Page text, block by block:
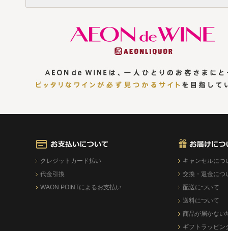
クレジットカード払い
代金引換
WAON POINTによるお支払い
キャンセルにつ
交換・返金につ
配送について
送料について
商品が届かない
ギフトラッピン